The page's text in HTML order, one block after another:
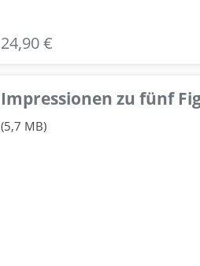
24,90 €
Impressionen zu fünf
(5,7 MB)